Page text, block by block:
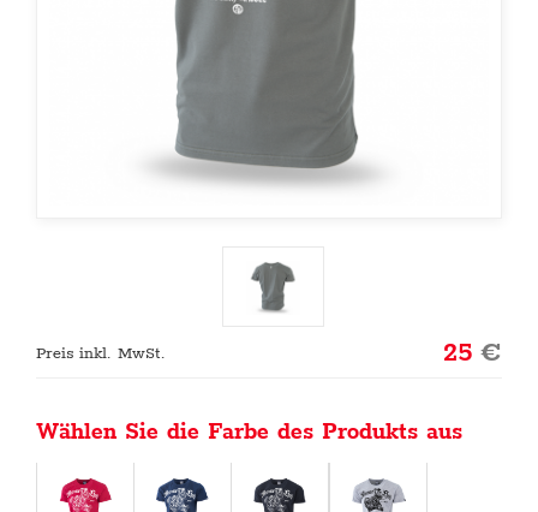
Preis inkl. MwSt. 25€
Wählen Sie die Farbe des Produkts aus